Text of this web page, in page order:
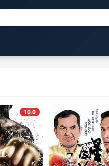
10.0